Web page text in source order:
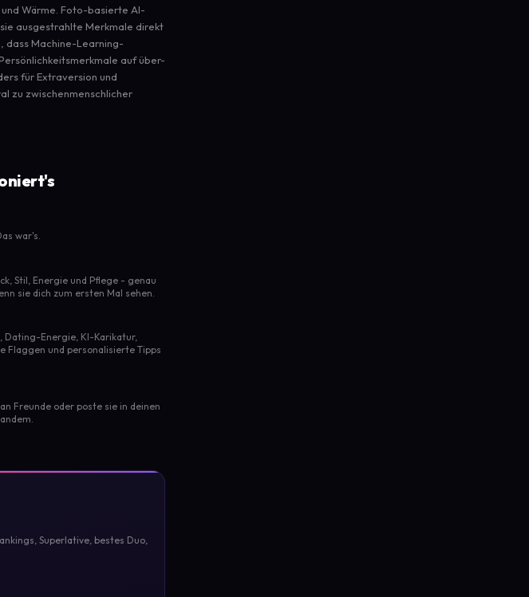
Wärme. Foto-basierte AI-
ausgestrahlte Merkmale direkt
dass Machine-Learning-
auf über-
für Extraversion und
zu zwischenmenschlicher
war's.
Stil, Energie und Pflege - genau
sie dich zum ersten Mal sehen.
Dating-Energie, KI-Karikatur,
Flaggen und personalisierte Tipps
Freunde oder poste sie in deinen
Superlative, bestes Duo,